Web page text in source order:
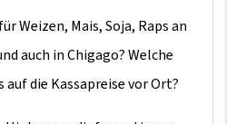
Weizen, Mais, Soja, Raps an
auch in Chigago? Welche
die Kassapreise vor Ort?